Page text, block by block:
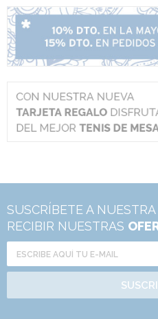
SUSCRÍBETE A NUESTRA
RECIBIR NUESTRAS